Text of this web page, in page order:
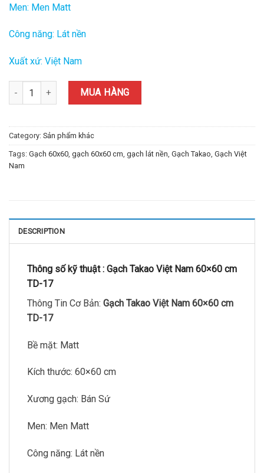
Men: Men Matt
Công năng: Lát nền
Xuất xứ: Việt Nam
Gạch Takao Việt Nam 60x60 cm TD-17 quantity
MUA HÀNG
Category: Sản phẩm khác
Tags: Gạch 60x60 gạch 60x60 cm gạch lát nền Gạch Takao Gạch Việt
Nam
DESCRIPTION
Thông số kỹ thuật : Gạch Takao Việt Nam 60×60 cm
TD-17
Thông Tin Cơ Bản: Gạch Takao Việt Nam 60×60 cm
TD-17
Bề mặt: Matt
Kích thước: 60×60 cm
Xương gạch: Bán Sứ
Men: Men Matt
Công năng: Lát nền